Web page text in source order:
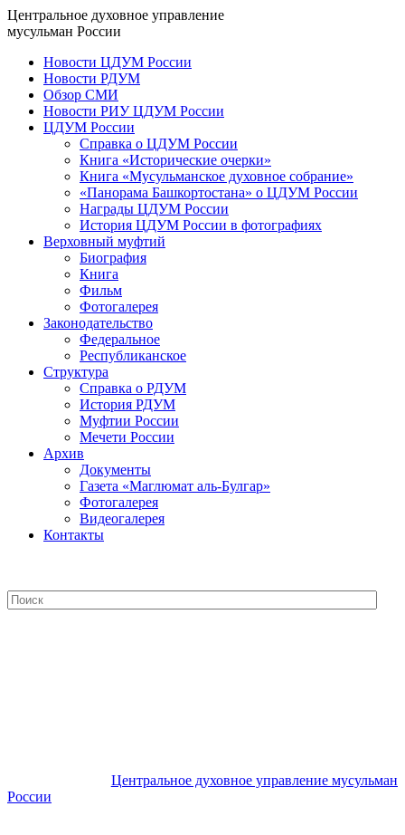
Центральное духовное управление
мусульман России
Новости ЦДУМ России
Новости РДУМ
Обзор СМИ
Новости РИУ ЦДУМ России
ЦДУМ России
Справка о ЦДУМ России
Книга «Исторические очерки»
Книга «Мусульманское духовное собрание»
«Панорама Башкортостана» о ЦДУМ России
Награды ЦДУМ России
История ЦДУМ России в фотографиях
Верховный муфтий
Биография
Книга
Фильм
Фотогалерея
Законодательство
Федеральное
Республиканское
Структура
Справка о РДУМ
История РДУМ
Муфтии России
Мечети России
Архив
Документы
Газета «Маглюмат аль-Булгар»
Фотогалерея
Видеогалерея
Контакты
Центральное духовное управление мусульман
России